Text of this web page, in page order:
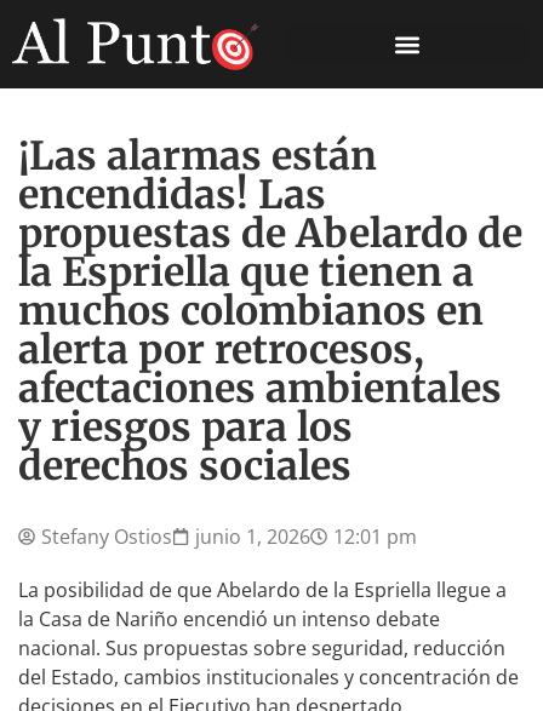
¡Las alarmas están
encendidas! Las
propuestas de Abelardo de
la Espriella que tienen a
muchos colombianos en
alerta por retrocesos,
afectaciones ambientales
y riesgos para los
derechos sociales
Stefany Ostios junio 1, 2026
12:01 pm
La posibilidad de que Abelardo de la Espriella llegue a
la Casa de Nariño encendió un intenso debate
nacional. Sus propuestas sobre seguridad, reducción
del Estado, cambios institucionales y concentración de